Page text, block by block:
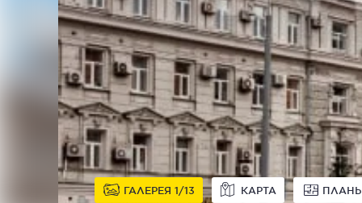
ГАЛЕРЕЯ 1 13 КАРТА